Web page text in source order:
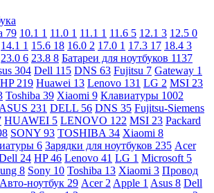
79 10.1 1 11.0 1 11.1 1 11.6 5 12.1 3 12.5 0
14.1 1 15.6 18 16.0 2 17.0 1 17.3 17 18.4 3
23.0 6 23.8 8 Батареи для ноутбуков 1137
304 Dell 115 DNS 63 Fujitsu 7 Gateway 1
HP 219 Huawei 13 Lenovo 131 LG 2 MSI 23
Toshiba 39 Xiaomi 9 Клавиатуры 1002
ASUS 231 DELL 56 DNS 35 Fujitsu-Siemens
HUAWEI 5 LENOVO 122 MSI 23 Packard
SONY 93 TOSHIBA 34 Xiaomi 8
6 Зарядки для ноутбуков 235 Acer
24 HP46 Lenovo 41 LG 1 Microsoft 5
8 Sony 10 Toshiba 13 Xiaomi 3 Провод
ноутбук 29 Acer 2 Apple 1 Asus 8 Dell